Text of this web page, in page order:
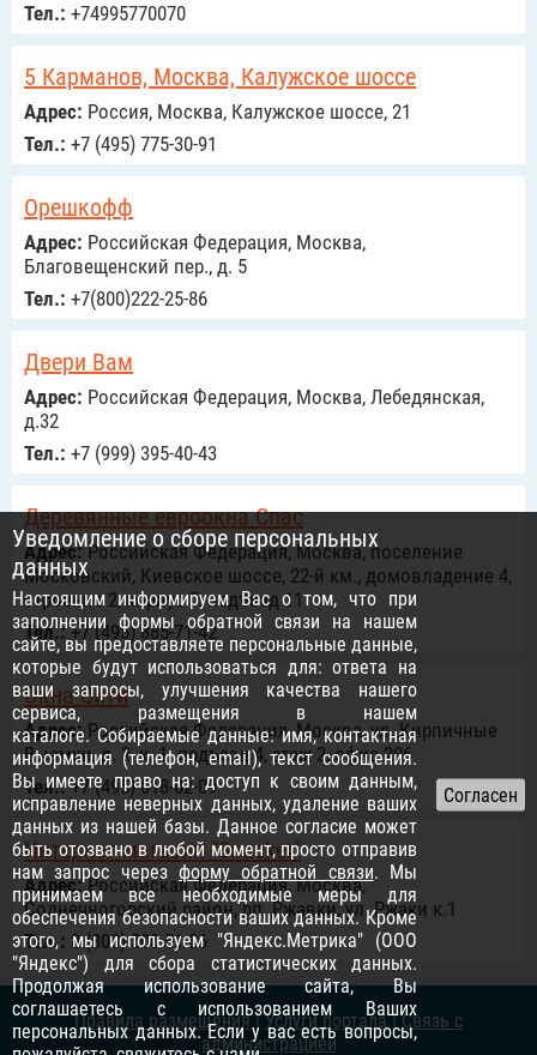
Тел.: +74995770070
5 Карманов, Москва, Калужское шоссе
Адрес: Россия, Москва, Калужское шоссе, 21
Тел.: +7 (495) 775-30-91
Орешкофф
Адрес: Российcкая Федерация, Москва,
Благовещенский пер., д. 5
Тел.: +7(800)222-25-86
Двери Вам
Адрес: Российcкая Федерация, Москва, Лебедянская,
д.32
Тел.: +7 (999) 395-40-43
Деревянные евроокна Спас
Адрес:Российcкая Федерация, Москва, поселение
Московский, Киевское шоссе, 22-й км., домовладение 4,
строение 2, корпус Г, подъезд 11
Тел.:+7 (495) 885-71-42
Окна Сити
Адрес:Российcкая Федерация, Москва, ул. Кирпичные
Выемки, д. 2, к. 1. подъезд 4, этаж 2, офис 206
Тел.:+7 (495) 018-02-09
Интернет-магазин "Snacker"
Адрес:Российcкая Федерация, Москва,
Солнечногорский район, рп. Ржавки, ул. Ржаки к.1
Тел.: 8 (800) 500-51-06
Правила размещения|Услуги портала|Связь с
администрацией
Уведомление о сборе персональных
данных
Настоящим информируем Вас о том, что при
заполнении формы обратной связи на нашем
сайте, вы предоставляете персональные данные,
которые будут использоваться для: ответа на
ваши запросы, улучшения качества нашего
сервиса, размещения в нашем
каталоге. Собираемые данные: имя, контактная
информация (телефон, email), текст сообщения.
Вы имеете право на: доступ к своим данным,
исправление неверных данных, удаление ваших
данных из нашей базы. Данное согласие может
быть отозвано в любой момент, просто отправив
нам запрос через форму обратной связи. Мы
принимаем все необходимые меры для
обеспечения безопасности ваших данных. Кроме
этого, мы используем "Яндекс.Метрика" (ООО
"Яндекс") для сбора статистических данных.
Продолжая использование сайта, Вы
соглашаетесь с использованием Ваших
персональных данных. Если у вас есть вопросы,